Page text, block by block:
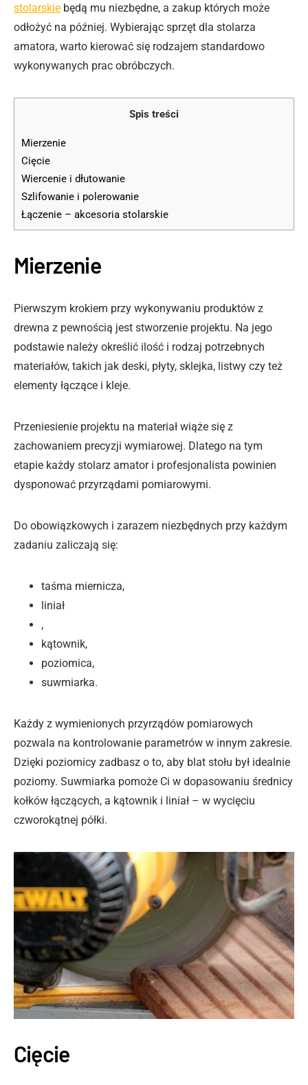
stolarskie będą mu niezbędne, a zakup których może
odłożyć na później. Wybierając sprzęt dla stolarza
amatora, warto kierować się rodzajem standardowo
wykonywanych prac obróbczych.
Spis treści
Mierzenie
Cięcie
Wiercenie i dłutowanie
Szlifowanie i polerowanie
Łączenie – akcesoria stolarskie
Mierzenie
Pierwszym krokiem przy wykonywaniu produktów z
drewna z pewnością jest stworzenie projektu. Na jego
podstawie należy określić ilość i rodzaj potrzebnych
materiałów, takich jak deski, płyty, sklejka, listwy czy też
elementy łączące i kleje.
Przeniesienie projektu na materiał wiąże się z
zachowaniem precyzji wymiarowej. Dlatego na tym
etapie każdy stolarz amator i profesjonalista powinien
dysponować przyrządami pomiarowymi.
Do obowiązkowych i zarazem niezbędnych przy każdym
zadaniu zaliczają się:
taśma miernicza,
liniał
,
kątownik,
poziomica,
suwmiarka.
Każdy z wymienionych przyrządów pomiarowych
pozwala na kontrolowanie parametrów w innym zakresie.
Dzięki poziomicy zadbasz o to, aby blat stołu był idealnie
poziomy. Suwmiarka pomoże Ci w dopasowaniu średnicy
kołków łączących, a kątownik i liniał – w wycięciu
czworokątnej półki.
Cięcie